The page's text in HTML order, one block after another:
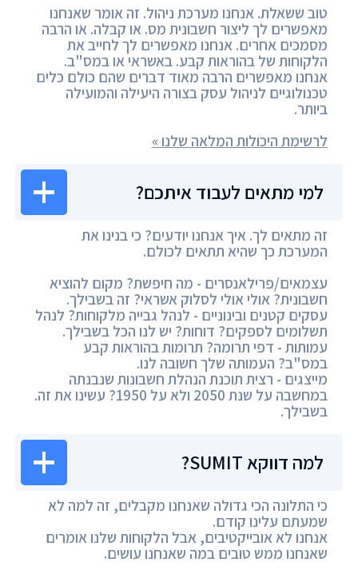
טוב ששאלת. אנחנו מערכת ניהול. זה אומר שאנחנו
מאפשרים לך ליצור חשבונית מס. או קבלה. או הרבה
מסמכים אחרים. אנחנו מאפשרים לך לחייב את
הלקוחות של בהוראות קבע. באשראי או במס"ב.
אנחנו מאפשרים הרבה מאוד דברים שהם כולם כלים
טכנולוגיים לניהול עסק בצורה היעילה והמועילה
ביותר.
לרשימת היכולות המלאה שלנו »
למי מתאים לעבוד איתכם?
זה מתאים לך. איך אנחנו יודעים? כי בנינו את
המערכת כך שהיא תתאים לכולם.
עצמאים/פרילאנסרים - מה חיפשת? מקום להוציא
חשבונית? אולי אולי לסלוק אשראי? זה בשבילך.
עסקים קטנים ובינוניים - לנהל גבייה מלקוחות? לנהל
תשלומים לספקים? דוחות? יש לנו הכל בשבילך.
עמותות - דפי תרומה? תרומות בהוראות קבע
במס"ב? העמותה שלך חשובה לנו.
מייצגים - רצית תוכנת הנהלת חשבונות שנבנתה
במחשבה על שנת 2050 ולא על 1950? עשינו את זה.
בשבילך.
למה דווקא SUMIT?
כי התלונה הכי גדולה שאנחנו מקבלים, זה למה לא
שמעתם עלינו קודם.
אנחנו לא אובייקטיבים, אבל הלקוחות שלנו אומרים
שאנחנו ממש טובים במה שאנחנו עושים.